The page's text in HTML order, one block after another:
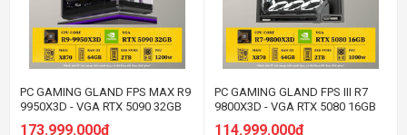
PC GAMING GLAND FPS MAX R9
9950X3D - VGA RTX 5090 32GB
173.999.000đ
PC GAMING GLAND FPS III R7
9800X3D - VGA RTX 5080 16GB
114.999.000đ